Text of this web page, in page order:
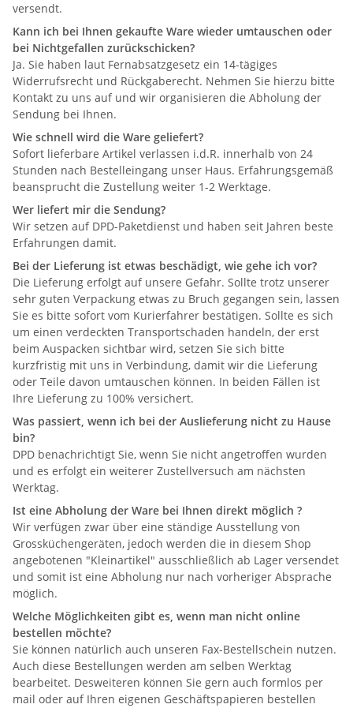
versendt.
Kann ich bei Ihnen gekaufte Ware wieder umtauschen oder
bei Nichtgefallen zurückschicken?
Ja. Sie haben laut Fernabsatzgesetz ein 14-tägiges
Widerrufsrecht und Rückgaberecht. Nehmen Sie hierzu bitte
Kontakt zu uns auf und wir organisieren die Abholung der
Sendung bei Ihnen.
Wie schnell wird die Ware geliefert?
Sofort lieferbare Artikel verlassen i.d.R. innerhalb von 24
Stunden nach Bestelleingang unser Haus. Erfahrungsgemäß
beansprucht die Zustellung weiter 1-2 Werktage.
Wer liefert mir die Sendung?
Wir setzen auf DPD-Paketdienst und haben seit Jahren beste
Erfahrungen damit.
Bei der Lieferung ist etwas beschädigt, wie gehe ich vor?
Die Lieferung erfolgt auf unsere Gefahr. Sollte trotz unserer
sehr guten Verpackung etwas zu Bruch gegangen sein, lassen
Sie es bitte sofort vom Kurierfahrer bestätigen. Sollte es sich
um einen verdeckten Transportschaden handeln, der erst
beim Auspacken sichtbar wird, setzen Sie sich bitte
kurzfristig mit uns in Verbindung, damit wir die Lieferung
oder Teile davon umtauschen können. In beiden Fällen ist
Ihre Lieferung zu 100% versichert.
Was passiert, wenn ich bei der Auslieferung nicht zu Hause
bin?
DPD benachrichtigt Sie, wenn Sie nicht angetroffen wurden
und es erfolgt ein weiterer Zustellversuch am nächsten
Werktag.
Ist eine Abholung der Ware bei Ihnen direkt möglich ?
Wir verfügen zwar über eine ständige Ausstellung von
Grossküchengeräten, jedoch werden die in diesem Shop
angebotenen "Kleinartikel" ausschließlich ab Lager versendet
und somit ist eine Abholung nur nach vorheriger Absprache
möglich.
Welche Möglichkeiten gibt es, wenn man nicht online
bestellen möchte?
Sie können natürlich auch unseren Fax-Bestellschein nutzen.
Auch diese Bestellungen werden am selben Werktag
bearbeitet. Desweiteren können Sie gern auch formlos per
mail oder auf Ihren eigenen Geschäftspapieren bestellen